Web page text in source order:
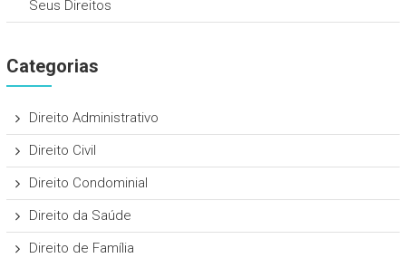
Seus Direitos
Categorias
Direito Administrativo
Direito Civil
Direito Condominial
Direito da Saúde
Direito de Família